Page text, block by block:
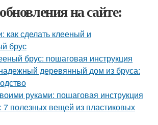
на сайте:
как сделать клееный и
брус
брус: пошаговая инструкция
деревянный дом из бруса:
руками: пошаговая инструкция
7 полезных вещей из пластиковых